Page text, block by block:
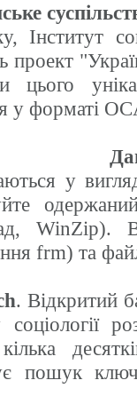
Інститут
проект
цього
у форматі
у
WinZip).
frm) та
. Відкритий
соціології
пошук